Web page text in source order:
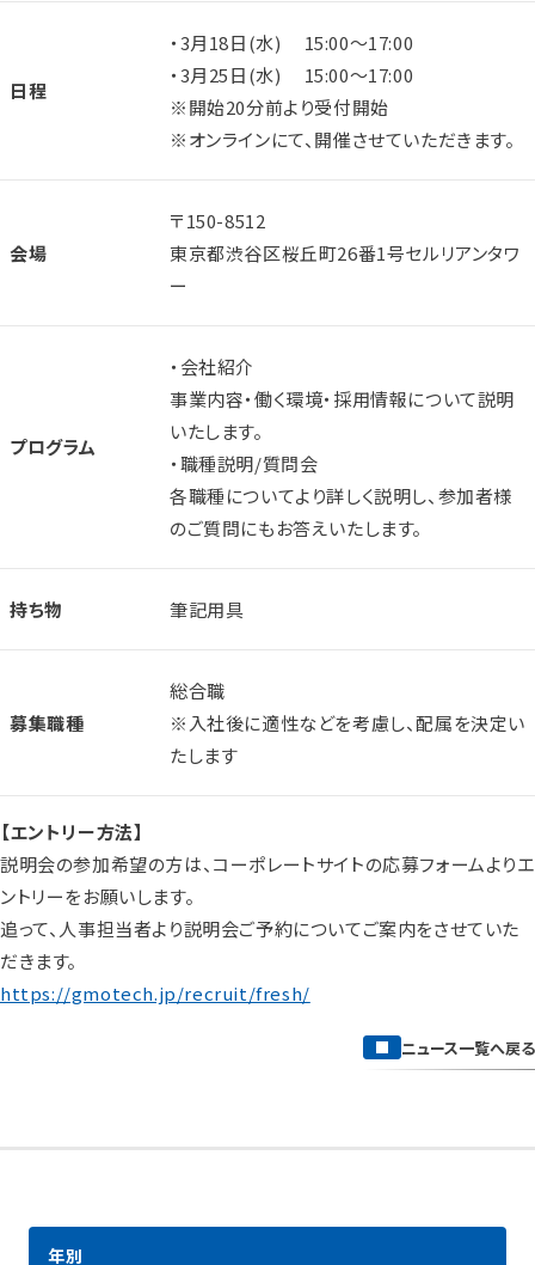
日程
・3月18日(水) 15:00～17:00
・3月25日(水) 15:00～17:00
※開始20分前より受付開始
※オンラインにて、開催させていただきます。
会場
〒150-8512
東京都渋谷区桜丘町26番1号セルリアンタワ
ー
プログラム
・会社紹介
事業内容・働く環境・採用情報について説明
いたします。
・職種説明/質問会
各職種についてより詳しく説明し、参加者様
のご質問にもお答えいたします。
持ち物 筆記用具
募集職種
総合職
※入社後に適性などを考慮し、配属を決定い
たします
【エントリー方法】
説明会の参加希望の方は、コーポレートサイトの応募フォームよりエ
ントリーをお願いします。
追って、人事担当者より説明会ご予約についてご案内をさせていた
だきます。
https://gmotech.jp/recruit/fresh/
ニュース一覧へ戻る
年別